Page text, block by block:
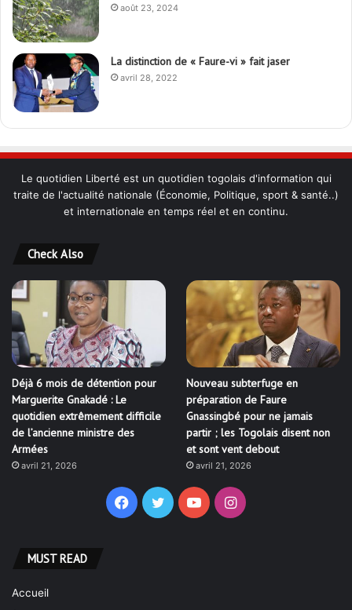
août 23, 2024
La distinction de « Faure-vi » fait jaser
avril 28, 2022
Le quotidien Liberté est un quotidien togolais d'information qui
traite de l'actualité nationale (Économie, Politique, sport & santé..)
et internationale en temps réel et en continu.
Check Also
Déjà 6 mois de détention pour
Marguerite Gnakadé : Le
quotidien extrêmement difficile
de l’ancienne ministre des
Armées
avril 21, 2026
Nouveau subterfuge en
préparation de Faure
Gnassingbé pour ne jamais
partir ; les Togolais disent non
et sont vent debout
avril 21, 2026
Facebook
TwitterYouTubeInstagram
MUST READ
Accueil